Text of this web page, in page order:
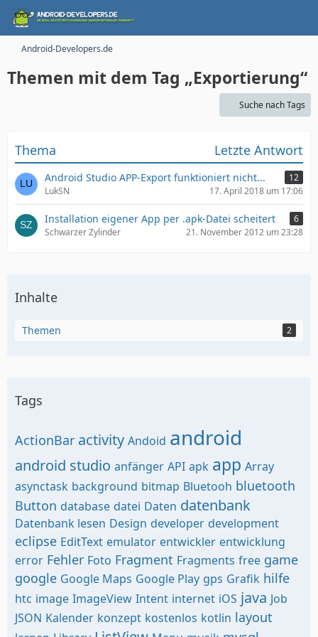
Android-Developers.de
Themen mit dem Tag „Exportierung“
Suche nach Tags
Thema Letzte Antwort
Android Studio APP-Export funktioniert nicht...
12
LukSN
17. April 2018 um 17:06
Installation eigener App per .apk-Datei scheitert
6
Schwarzer Zylinder
21. November 2012 um 23:28
Inhalte
Themen 2
Tags
ActionBar activity Andoid android
android studio anfänger API apk app Array
asynctask background bitmap Bluetooh bluetooth
Button database datei Daten datenbank
Datenbank lesen Design developer development
eclipse EditText emulator entwickler entwicklung
error Fehler Foto Fragment Fragments free game
google Google Maps Google Play gps Grafik hilfe
htc image ImageView Intent internet iOS java Job
JSON Kalender konzept kostenlos kotlin layout